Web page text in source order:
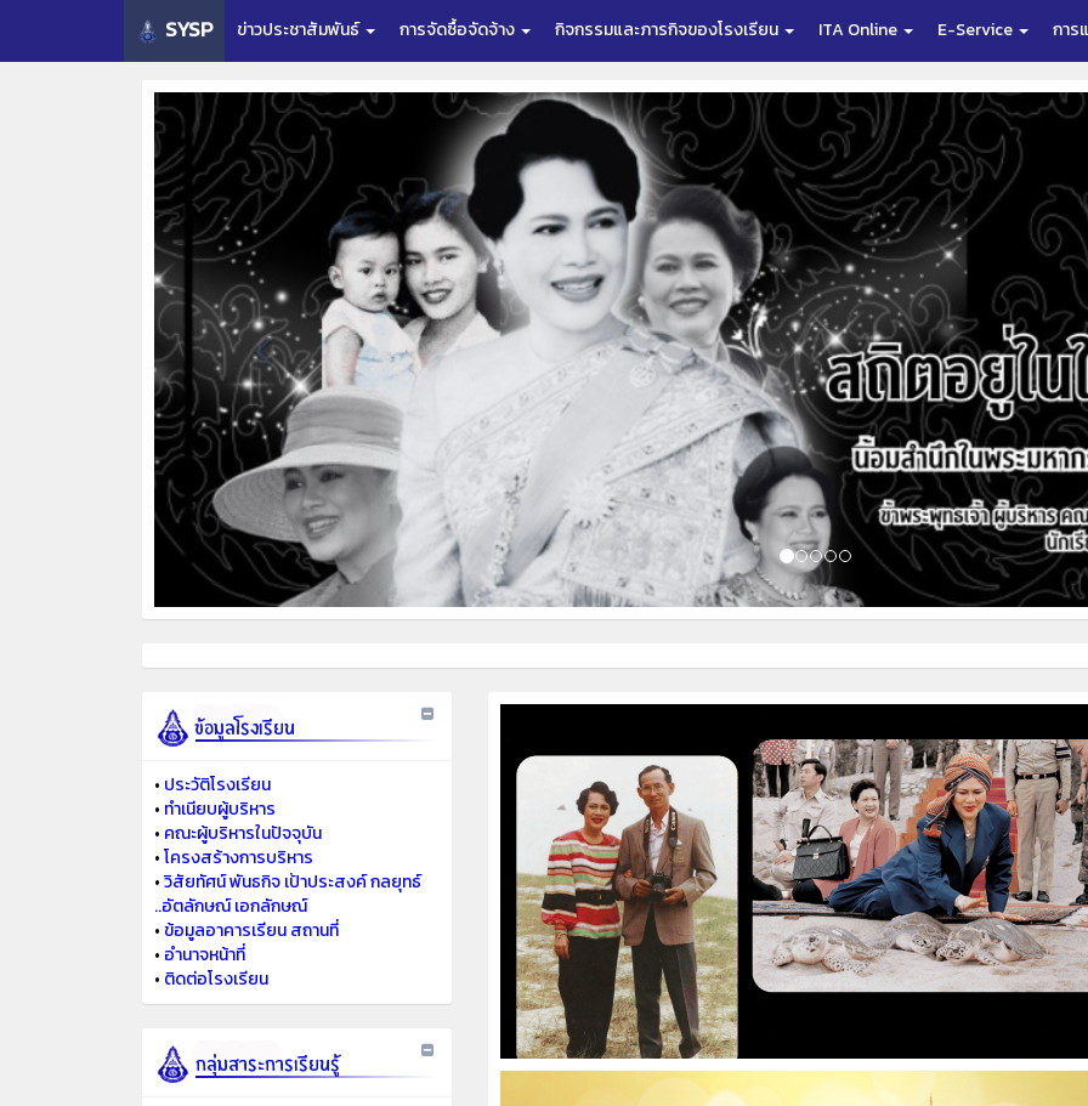
SYSP ข่าวประชาสัมพันธ์ การจัดซื้อจัดจ้าง กิจกรรมและภารกิจของโรงเรียน ITA Online E-Service การ
• ประวัติโรงเรียน
• ทำเนียบผู้บริหาร
• คณะผู้บริหารในปัจจุบัน
•โครงสร้างการบริหาร
•วิสัยทัศน์ พันธกิจ เป้าประสงค์ กลยุทธ์
..อัตลักษณ์ เอกลักษณ์
• ข้อมูลอาคารเรียน สถานที่
• อำนาจหน้าที่
• ติดต่อโรงเรียน